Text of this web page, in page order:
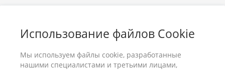
Использование файлов Cookie
Мы используем файлы cookie, разработанные
нашими специалистами и третьими лицами,
Услуги